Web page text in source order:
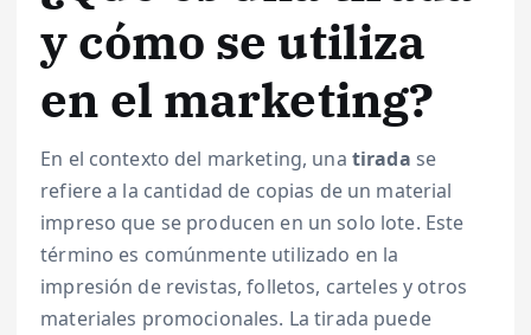
y cómo se utiliza
en el marketing?
En el contexto del marketing, una tirada se
refiere a la cantidad de copias de un material
impreso que se producen en un solo lote. Este
término es comúnmente utilizado en la
impresión de revistas, folletos, carteles y otros
materiales promocionales. La tirada puede